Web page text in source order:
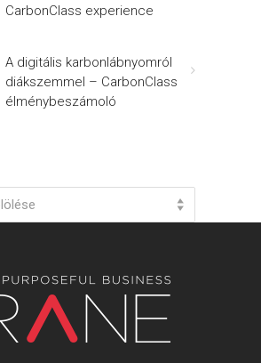
CarbonClass experience
A digitális karbonlábnyomról
diákszemmel – CarbonClass
élménybeszámoló